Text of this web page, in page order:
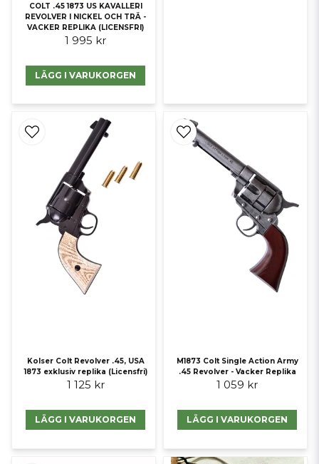
COLT .45 1873 US KAVALLERI
REVOLVER I NICKEL OCH TRÄ -
VACKER REPLIKA (LICENSFRI)
1 995 kr
LÄGG I VARUKORGEN
Kolser Colt Revolver .45, USA
1873 exklusiv replika (Licensfri)
1 125 kr
LÄGG I VARUKORGEN
M1873 Colt Single Action Army
.45 Revolver - Vacker Replika
1 059 kr
LÄGG I VARUKORGEN